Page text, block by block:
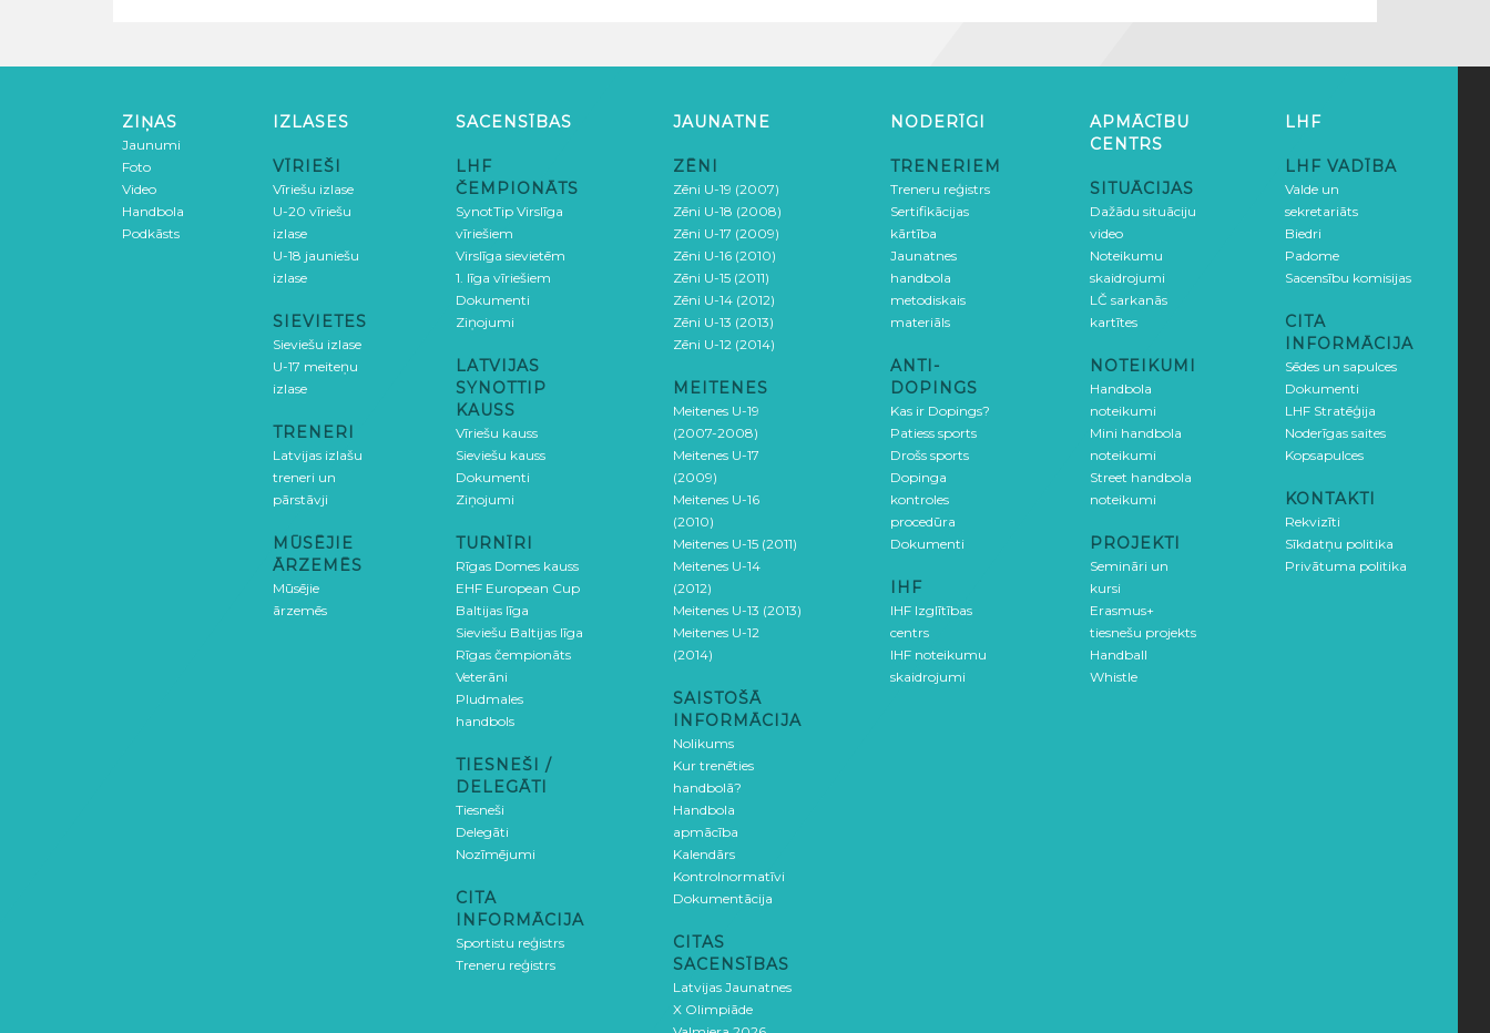
ZIŅAS
Jaunumi
Foto
Video
Handbola
Podkāsts
IZLASES
VĪRIEŠI
Vīriešu izlase
U-20 vīriešu
izlase
U-18 jauniešu
izlase
SIEVIETES
Sieviešu izlase
U-17 meiteņu
izlase
TRENERI
Latvijas izlašu
treneri un
pārstāvji
MŪSĒJIE
ĀRZEMĒS
Mūsējie
ārzemēs
SACENSĪBAS
LHF
ČEMPIONĀTS
SynotTip Virslīga
vīriešiem
Virslīga sievietēm
1. līga vīriešiem
Dokumenti
Ziņojumi
LATVIJAS
SYNOTTIP
KAUSS
Vīriešu kauss
Sieviešu kauss
Dokumenti
Ziņojumi
TURNĪRI
Rīgas Domes kauss
EHF European Cup
Baltijas līga
Sieviešu Baltijas līga
Rīgas čempionāts
Veterāni
Pludmales
handbols
TIESNEŠI /
DELEGĀTI
Tiesneši
Delegāti
Nozīmējumi
CITA
INFORMĀCIJA
Sportistu reģistrs
Treneru reģistrs
JAUNATNE
ZĒNI
Zēni U-19 (2007)
Zēni U-18 (2008)
Zēni U-17 (2009)
Zēni U-16 (2010)
Zēni U-15 (2011)
Zēni U-14 (2012)
Zēni U-13 (2013)
Zēni U-12 (2014)
MEITENES
Meitenes U-19
(2007-2008)
Meitenes U-17
(2009)
Meitenes U-16
(2010)
Meitenes U-15 (2011)
Meitenes U-14
(2012)
Meitenes U-13 (2013)
Meitenes U-12
(2014)
SAISTOŠĀ
INFORMĀCIJA
Nolikums
Kur trenēties
handbolā?
Handbola
apmācība
Kalendārs
Kontrolnormatīvi
Dokumentācija
CITAS
SACENSĪBAS
Latvijas Jaunatnes
X Olimpiāde
NODERĪGI
TRENERIEM
Treneru reģistrs
Sertifikācijas
kārtība
Jaunatnes
handbola
metodiskais
materiāls
ANTI-
DOPINGS
Kas ir Dopings?
Patiess sports
Drošs sports
Dopinga
kontroles
procedūra
Dokumenti
IHF
IHF Izglītības
centrs
IHF noteikumu
skaidrojumi
APMĀCĪBU
CENTRS
SITUĀCIJAS
Dažādu situāciju
video
Noteikumu
skaidrojumi
LČ sarkanās
kartītes
NOTEIKUMI
Handbola
noteikumi
Mini handbola
noteikumi
Street handbola
noteikumi
PROJEKTI
Semināri un
kursi
Erasmus+
tiesnešu projekts
Handball
Whistle
LHF
LHF VADĪBA
Valde un
sekretariāts
Biedri
Padome
Sacensību komisijas
CITA
INFORMĀCIJA
Sēdes un sapulces
Dokumenti
LHF Stratēģija
Noderīgas saites
Kopsapulces
KONTAKTI
Rekvizīti
Sīkdatņu politika
Privātuma politika